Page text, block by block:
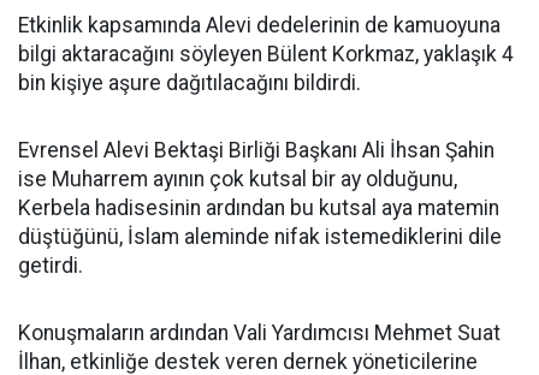
Etkinlik kapsamında Alevi dedelerinin de kamuoyuna
bilgi aktaracağını söyleyen Bülent Korkmaz, yaklaşık 4
bin kişiye aşure dağıtılacağını bildirdi.
Evrensel Alevi Bektaşi Birliği Başkanı Ali İhsan Şahin
ise Muharrem ayının çok kutsal bir ay olduğunu,
Kerbela hadisesinin ardından bu kutsal aya matemin
düştüğünü, İslam aleminde nifak istemediklerini dile
getirdi.
Konuşmaların ardından Vali Yardımcısı Mehmet Suat
İlhan, etkinliğe destek veren dernek yöneticilerine